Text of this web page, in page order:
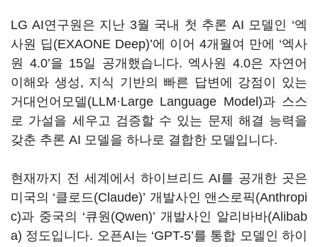
LG AI연구원은 지난 3월 국내 첫 추론 AI 모델인 ‘엑
사원 딥(EXAONE Deep)’에 이어 4개월여 만에 ‘엑사
원 4.0’을 15일 공개했습니다. 엑사원 4.0은 자연어
이해와 생성, 지식 기반의 빠른 답변에 강점이 있는
거대언어모델(LLM·Large Language Model)과 스스
로 가설을 세우고 검증할 수 있는 문제 해결 능력을
갖춘 추론 AI 모델을 하나로 결합한 모델입니다.
현재까지 전 세계에서 하이브리드 AI를 공개한 곳은
미국의 ‘클로드(Claude)’ 개발사인 앤스로픽(Anthropi
c)과 중국의 ‘큐원(Qwen)’ 개발사인 알리바바(Alibab
a) 정도입니다. 오픈AI는 ‘GPT-5’를 통합 모델인 하이